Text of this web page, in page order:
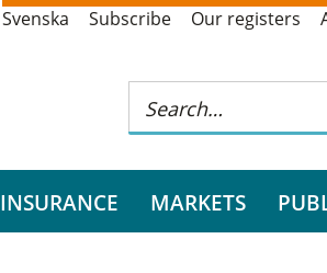
Svenska Subscribe Our registers
INSURANCE MARKETS